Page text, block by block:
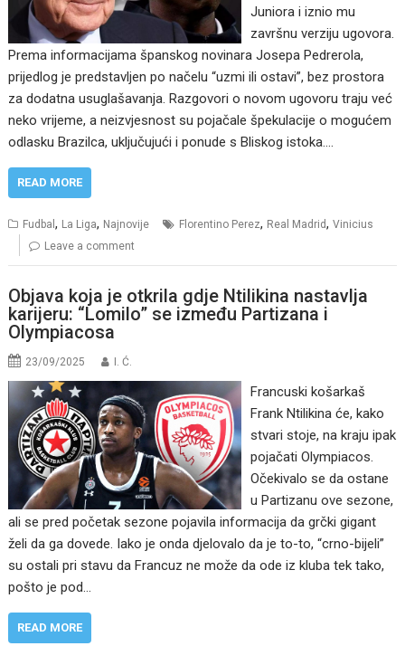
Juniora i iznio mu
završnu verziju ugovora.
Prema informacijama španskog novinara Josepa Pedrerola,
prijedlog je predstavljen po načelu “uzmi ili ostavi”, bez prostora
za dodatna usuglašavanja. Razgovori o novom ugovoru traju već
neko vrijeme, a neizvjesnost su pojačale špekulacije o mogućem
odlasku Brazilca, uključujući i ponude s Bliskog istoka.…
READ MORE
Fudbal, La Liga, Najnovije Florentino Perez, Real Madrid,Vinicius
Leave a comment
Objava koja je otkrila gdje Ntilikina nastavlja
karijeru: “Lomilo” se između Partizana i
Olympiacosa
23/09/2025 I. Ć.
Francuski košarkaš
Frank Ntilikina će, kako
stvari stoje, na kraju ipak
pojačati Olympiacos.
Očekivalo se da ostane
u Partizanu ove sezone,
ali se pred početak sezone pojavila informacija da grčki gigant
želi da ga dovede. Iako je onda djelovalo da je to-to, “crno-bijeli”
su ostali pri stavu da Francuz ne može da ode iz kluba tek tako,
pošto je pod…
READ MORE